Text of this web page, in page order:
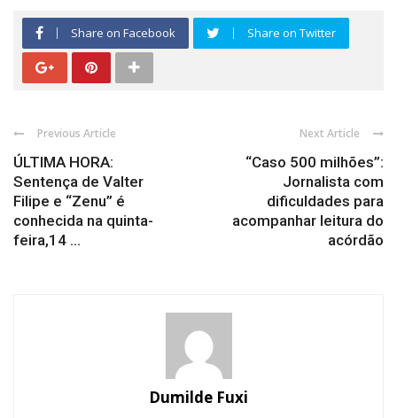
Share on Facebook Share on Twitter
Previous Article
ÚLTIMA HORA:
Sentença de Valter
Filipe e “Zenu” é
conhecida na quinta-
feira,14 ...
Next Article
“Caso 500 milhões”:
Jornalista com
dificuldades para
acompanhar leitura do
acórdão
Dumilde Fuxi